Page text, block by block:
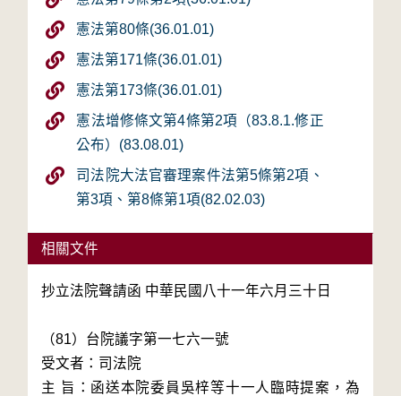
憲法第80條(36.01.01)
憲法第171條(36.01.01)
憲法第173條(36.01.01)
憲法增修條文第4條第2項（83.8.1.修正
公布）(83.08.01)
司法院大法官審理案件法第5條第2項、
第3項、第8條第1項(82.02.03)
相關文件
抄立法院聲請函 中華民國八十一年六月三十日
（81）台院議字第一七六一號
受文者：司法院
主 旨：函送本院委員吳梓等十一人臨時提案，為